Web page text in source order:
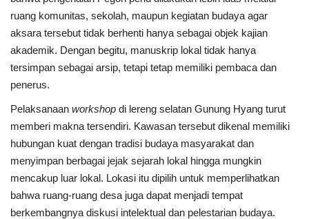
ruang komunitas, sekolah, maupun kegiatan budaya agar
aksara tersebut tidak berhenti hanya sebagai objek kajian
akademik. Dengan begitu, manuskrip lokal tidak hanya
tersimpan sebagai arsip, tetapi tetap memiliki pembaca dan
penerus.
Pelaksanaan workshop di lereng selatan Gunung Hyang turut
memberi makna tersendiri. Kawasan tersebut dikenal memiliki
hubungan kuat dengan tradisi budaya masyarakat dan
menyimpan berbagai jejak sejarah lokal hingga mungkin
mencakup luar lokal. Lokasi itu dipilih untuk memperlihatkan
bahwa ruang-ruang desa juga dapat menjadi tempat
berkembangnya diskusi intelektual dan pelestarian budaya.